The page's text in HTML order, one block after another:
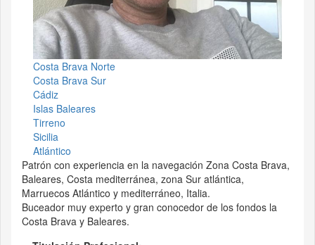
Costa Brava Norte
Costa Brava Sur
Cádiz
Islas Baleares
Tirreno
Sicilia
Atlántico
Patrón con experiencia en la navegación Zona Costa Brava,
Baleares, Costa mediterránea, zona Sur atlántica,
Marruecos Atlántico y mediterráneo, Italia.
Buceador muy experto y gran conocedor de los fondos la
Costa Brava y Baleares.